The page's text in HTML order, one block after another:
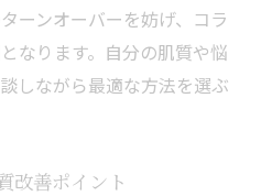
改善のメリットとは
美容医療活用法を紹介
の相乗効果を探る
質改善の効果的な関係
ンの相乗効果を徹底解
ーンオーバーを妨げ、コラ
なります。自分の肌質や悩
しながら最適な方法を選ぶ
改善ポイント